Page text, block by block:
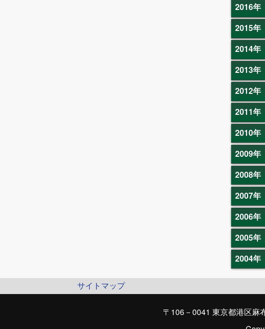
2016年
2015年
2014年
2013年
2012年
2011年
2010年
2009年
2008年
2007年
2006年
2005年
2004年
サイトマップ
〒106－0041 東京都港区麻